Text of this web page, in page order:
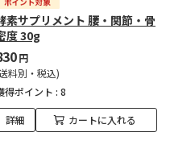
素サプリメント 腰・関節・骨
度 30g
円
料別・税込)
得ポイント : 8
詳細 カートに入れる